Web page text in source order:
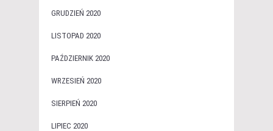
GRUDZIEŃ 2020
LISTOPAD 2020
PAŹDZIERNIK 2020
WRZESIEŃ 2020
SIERPIEŃ 2020
LIPIEC 2020